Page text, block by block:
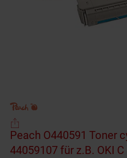
Peach O440591 Toner cy ersetzt OKI
44059107 für z.B. OKI C